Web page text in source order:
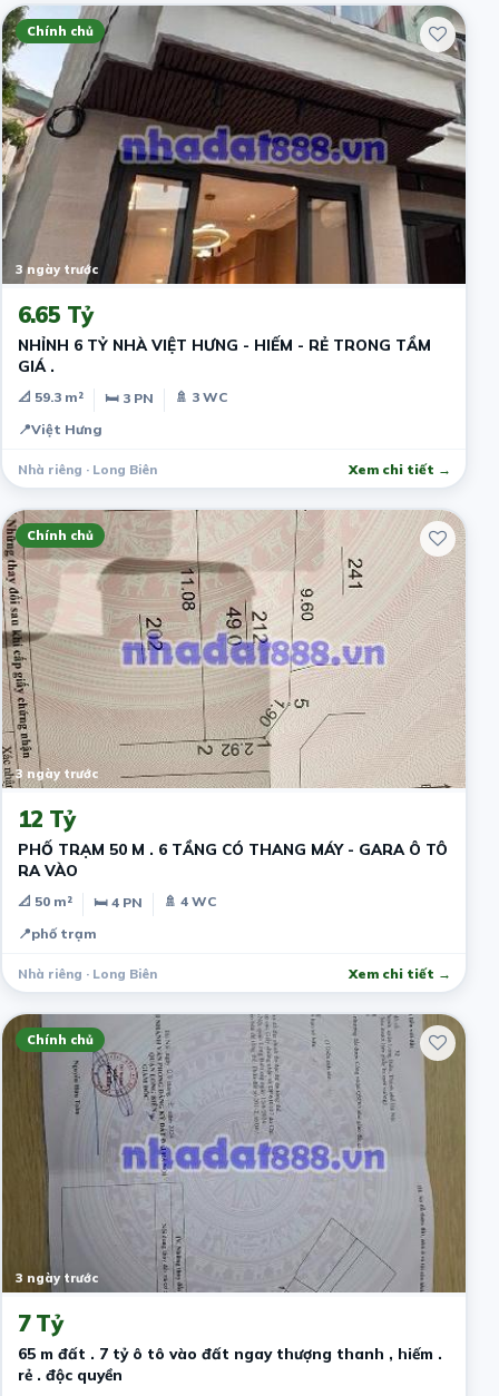
Chính chủ
3 ngày trước
6.65 Tỷ
NHỈNH 6 TỶ NHÀ VIỆT HƯNG - HIẾM - RẺ TRONG TẦM
GIÁ .
📐 59.3 m² 🛏 3 PN
🚿 3 WC
📍Việt Hưng
Nhà riêng · Long Biên Xem chi tiết →
Chính chủ
3 ngày trước
12 Tỷ
PHỐ TRẠM 50 M . 6 TẦNG CÓ THANG MÁY - GARA Ô TÔ
RA VÀO
📐 50 m² 🛏 4 PN
🚿 4 WC
📍phố trạm
Nhà riêng · Long Biên Xem chi tiết →
Chính chủ
3 ngày trước
7 Tỷ
65 m đất . 7 tỷ ô tô vào đất ngay thượng thanh , hiếm .
rẻ . độc quyền